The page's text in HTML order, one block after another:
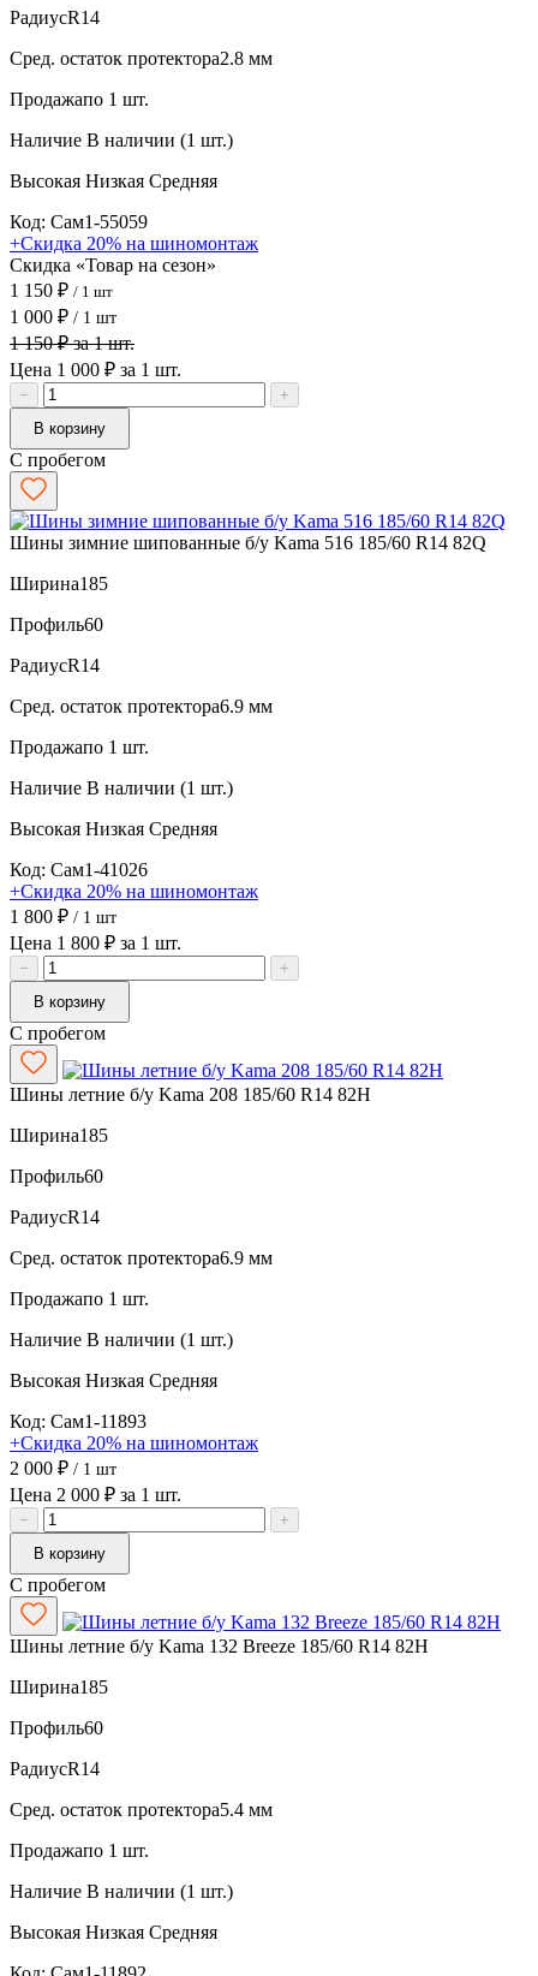
РадиусR14
Сред. остаток протектора2.8 мм
Продажапо 1 шт.
Наличие В наличии (1 шт.)
Высокая Низкая Средняя
Код: Сам1-55059
+Скидка 20% на шиномонтаж
Скидка «Товар на сезон»
1 150 ₽ / 1 шт
1 000 ₽ / 1 шт
1 150 ₽ за 1 шт.
Цена 1 000 ₽ за 1 шт.
−
+
В корзину
С пробегом
Шины зимние шипованные б/у Kama 516 185/60 R14 82Q
Ширина185
Профиль60
РадиусR14
Сред. остаток протектора6.9 мм
Продажапо 1 шт.
Наличие В наличии (1 шт.)
Высокая Низкая Средняя
Код: Сам1-41026
+Скидка 20% на шиномонтаж
1 800 ₽ / 1 шт
Цена 1 800 ₽ за 1 шт.
−
+
В корзину
С пробегом
Шины летние б/у Kama 208 185/60 R14 82H
Ширина185
Профиль60
РадиусR14
Сред. остаток протектора6.9 мм
Продажапо 1 шт.
Наличие В наличии (1 шт.)
Высокая Низкая Средняя
Код: Сам1-11893
+Скидка 20% на шиномонтаж
2 000 ₽ / 1 шт
Цена 2 000 ₽ за 1 шт.
−
+
В корзину
С пробегом
Шины летние б/у Kama 132 Breeze 185/60 R14 82H
Ширина185
Профиль60
РадиусR14
Сред. остаток протектора5.4 мм
Продажапо 1 шт.
Наличие В наличии (1 шт.)
Высокая Низкая Средняя